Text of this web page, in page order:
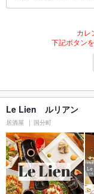
カレ
下記ボタン
Le Lien ルリアン
居酒屋 国分町